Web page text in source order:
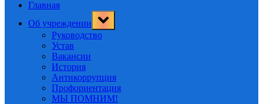
Главная
Об учреждении
Toggle
sub-
menu
Руководство
Устав
Вакансии
История
Антикоррупция
Профориентация
МЫ ПОМНИМ!